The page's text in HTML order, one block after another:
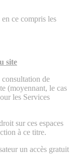
ce compris les
site
de
(moyennant, le cas
les Services
sur ces espaces
à ce titre.
un accès gratuit